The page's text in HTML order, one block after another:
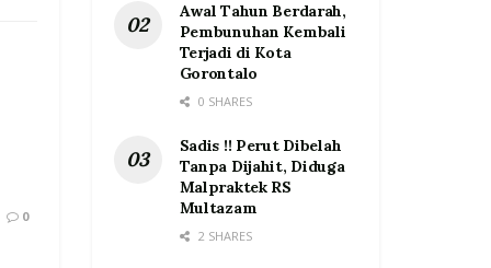
0
Awal Tahun Berdarah,
Pembunuhan Kembali
Terjadi di Kota
Gorontalo
0 SHARES
Sadis !! Perut Dibelah
Tanpa Dijahit, Diduga
Malpraktek RS
Multazam
2 SHARES